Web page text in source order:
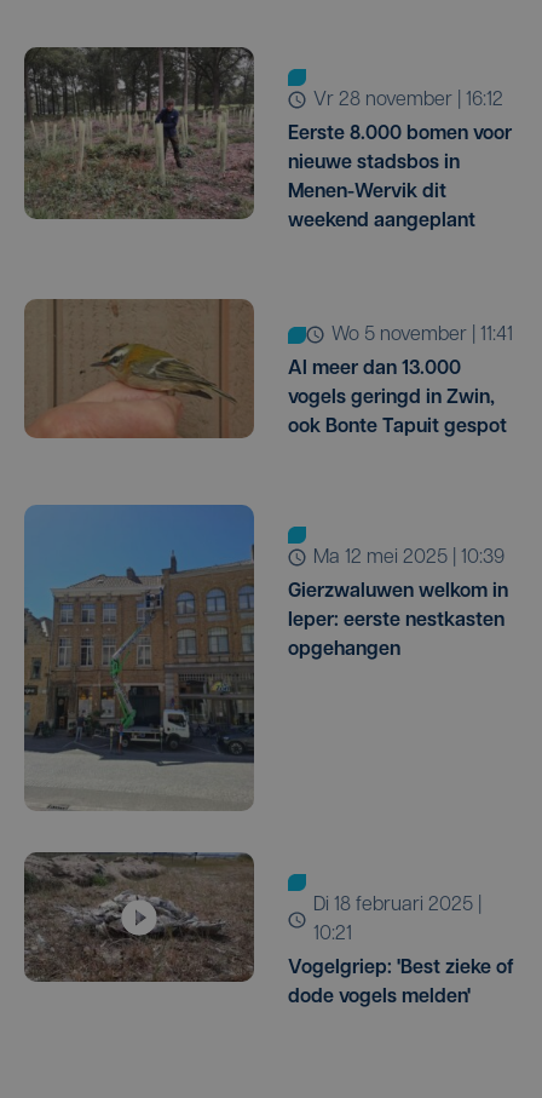
vr 28 november | 16:12
Eerste 8.000 bomen voor
nieuwe stadsbos in
Menen-Wervik dit
weekend aangeplant
wo 5 november | 11:41
Al meer dan 13.000
vogels geringd in Zwin,
ook Bonte Tapuit gespot
ma 12 mei 2025 | 10:39
Gierzwaluwen welkom in
Ieper: eerste nestkasten
opgehangen
di 18 februari 2025 |
10:21
Vogelgriep: 'Best zieke of
dode vogels melden'